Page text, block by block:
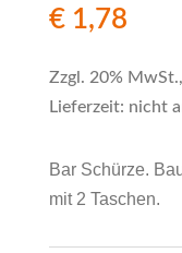
€1,78
Zzgl. 20%
Lieferzeit: nicht
Bar Schürze.
mit 2 Taschen.